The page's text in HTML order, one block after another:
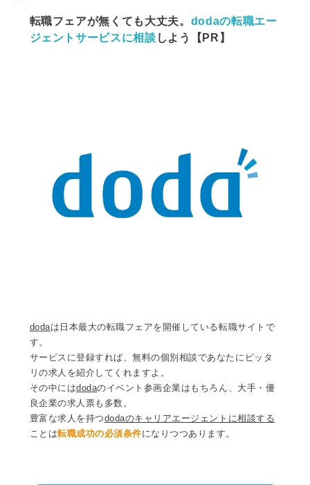
転職フェアが無くても大丈夫。 dodaの転職エー
ジェントサービスに相談 しよう【PR】
dodaは日本最大の転職フェアを開催している転職サイトで
す。
サービスに登録すれば、無料の個別相談であなたにピッタ
リの求人を紹介してくれますよ。
その中にはdodaのイベント参画企業はもちろん、大手・優
良企業の求人票も多数。
豊富な求人を持つdodaのキャリアエージェントに相談する
ことは転職成功の必須条件になりつつあります。